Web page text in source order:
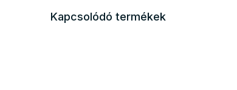
Kapcsolódó termékek